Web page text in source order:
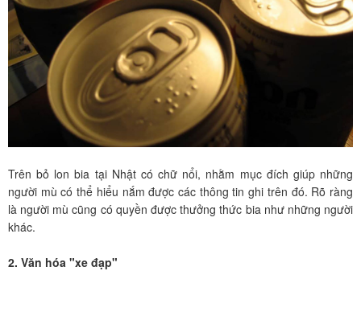
Trên bỏ lon bia tại Nhật có chữ nổi, nhằm mục đích giúp những
người mù có thể hiểu nắm được các thông tin ghi trên đó. Rõ ràng
là người mù cũng có quyền được thưởng thức bia như những người
khác.
2. Văn hóa "xe đạp"